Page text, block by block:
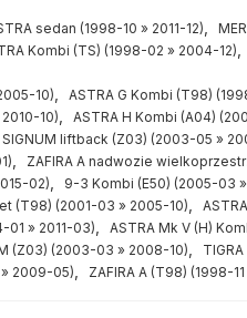
sedan (1998-10 » 2011-12)
Kombi (TS) (1998-02 » 2004-12)
10) ASTRA G Kombi (T98)
10) ASTRA H Kombi (A04)
SIGNUM liftback (Z03) (2003-05 »
ZAFIRA A nadwozie
02) 9-3 Kombi (E50) (2005-03
(T98) (2001-03 » 2005-10)
01 » 2011-03) ASTRA Mk V (H)
(Z03) (2003-03 » 2008-10)
» 2009-05) ZAFIRA A (T98) (1998-